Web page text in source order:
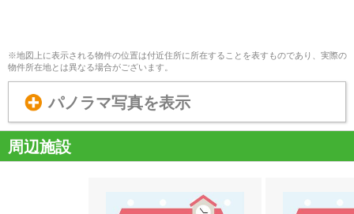
※地図上に表示される物件の位置は付近住所に所在することを表すものであり、実際の
物件所在地とは異なる場合がございます。
パノラマ写真を表示
周辺施設